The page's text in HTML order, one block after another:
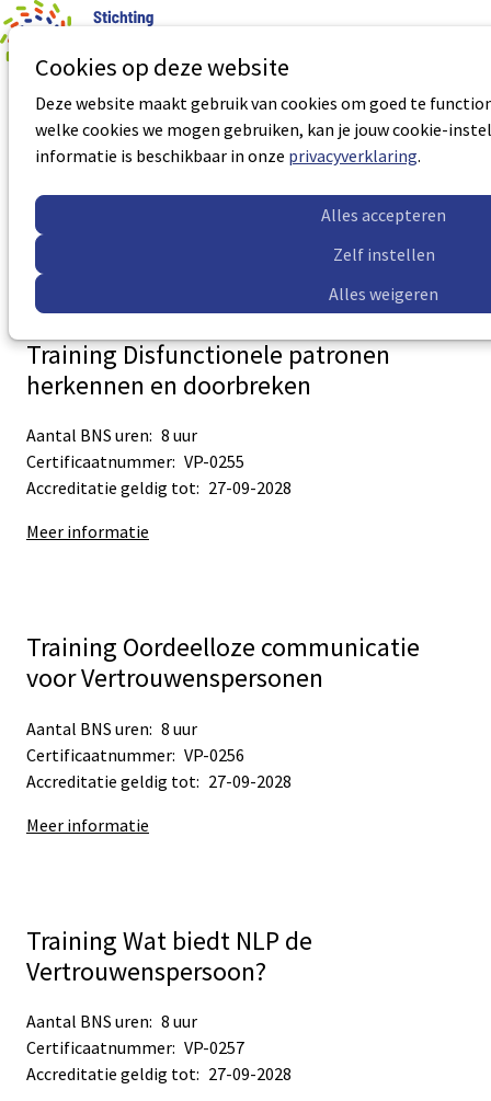
Cookies op deze website
Deze website maakt gebruik van cookies om goed te
welke cookies we mogen gebruiken, kan je jouw cookie-
informatie is beschikbaar in onze privacyverklaring.
Alles accepteren
Zelf instellen
Alles weigeren
Opleiding Vertrouwenspersoon
Certificaatnummer: VP-5017
Accreditatie geldig tot: 29-06-2027
Meer informatie
Training Disfunctionele patronen
herkennen en doorbreken
Aantal BNS uren: 8 uur
Certificaatnummer: VP-0255
Accreditatie geldig tot: 27-09-2028
Meer informatie
Training Oordeelloze communicatie
voor Vertrouwenspersonen
Aantal BNS uren: 8 uur
Certificaatnummer: VP-0256
Accreditatie geldig tot: 27-09-2028
Meer informatie
Training Wat biedt NLP de
Vertrouwenspersoon?
Aantal BNS uren: 8 uur
Certificaatnummer: VP-0257
Accreditatie geldig tot: 27-09-2028